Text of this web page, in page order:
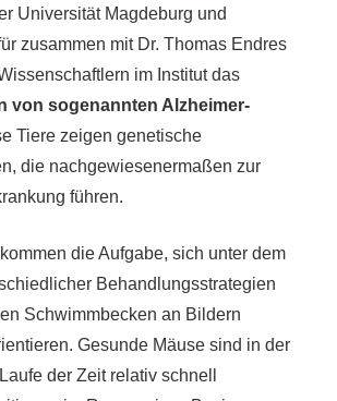
Universität Magdeburg und
zusammen mit Dr. Thomas Endres
im Institut das
von sogenannten Alzheimer-
Tiere zeigen genetische
die nachgewiesenermaßen zur
führen.
die Aufgabe, sich unter dem
Behandlungsstrategien
Schwimmbecken an Bildern
Gesunde Mäuse sind in der
der Zeit relativ schnell